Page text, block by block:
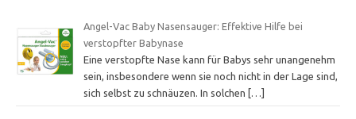
Angel-Vac Baby Nasensauger: Effektive Hilfe bei
verstopfter Babynase
Eine verstopfte Nase kann für Babys sehr unangenehm
sein, insbesondere wenn sie noch nicht in der Lage sind,
sich selbst zu schnäuzen. In solchen
[…]